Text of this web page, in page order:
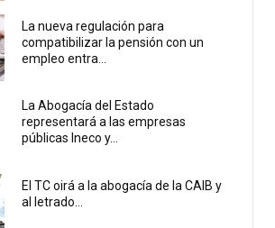
La nueva regulación para
compatibilizar la pensión con un
empleo entra...
La Abogacía del Estado
representará a las empresas
públicas Ineco y...
El TC oirá a la abogacía de la CAIB y
al letrado...